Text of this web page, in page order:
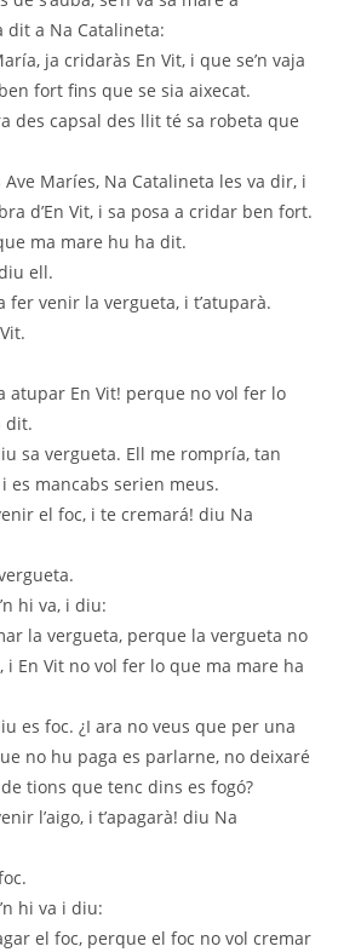
dit a Na Catalineta:
ja cridaràs En Vit, i que se’n vaja
fort fins que se sia aixecat.
des capsal des llit té sa robeta que
Ave Maríes, Na Catalineta les va dir, i
d’En Vit, i sa posa a cridar ben fort.
ma mare hu ha dit.
ell.
venir la vergueta, i t’atuparà.
atupar En Vit! perque no vol fer lo
dit.
sa vergueta. Ell me rompría, tan
es mancabs serien meus.
el foc, i te cremará! diu Na
hi va, i diu:
la vergueta, perque la vergueta no
i En Vit no vol fer lo que ma mare ha
es foc. ¿I ara no veus que per una
no hu paga es parlarne, no deixaré
tions que tenc dins es fogó?
l’aigo, i t’apagarà! diu Na
hi va i diu:
el foc, perque el foc no vol cremar